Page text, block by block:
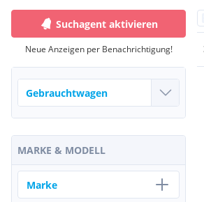
Suchagent aktivieren
Neue Anzeigen per Benachrichtigung!
MARKE & MODELL
Marke